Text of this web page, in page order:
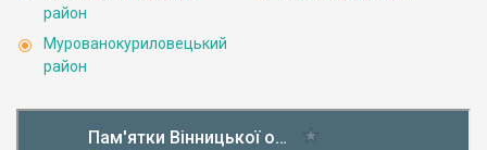
район
Мурованокуриловецький
район